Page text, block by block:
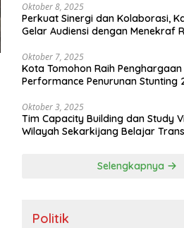
Oktober 8, 2025
Perkuat Sinergi dan Kolaborasi,
Gelar Audiensi dengan Menekraf
Oktober 7, 2025
Kota Tomohon Raih Penghargaan
Performance Penurunan Stunting
Oktober 3, 2025
Tim Capacity Building dan Study
Wilayah Sekarkijang Belajar
Selengkapnya
Politik